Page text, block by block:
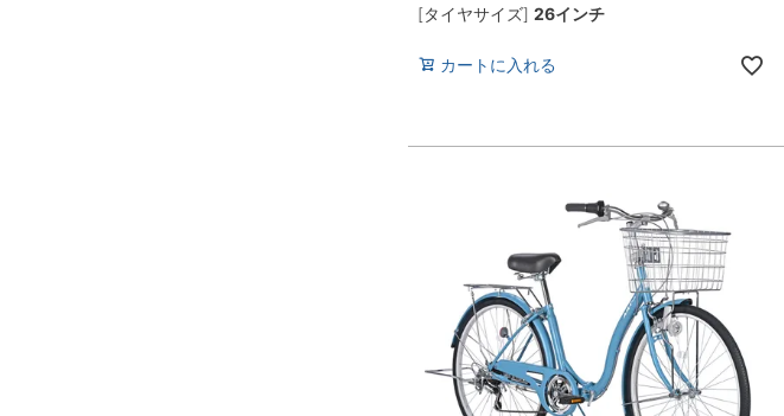
[タイヤサイズ] 26インチ
カートに入れる